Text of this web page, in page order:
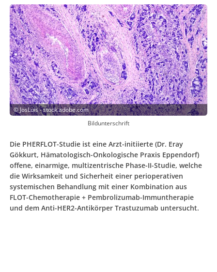
©JosLuis - stock.adobe.com
Bildunterschrift
Die PHERFLOT-Studie ist eine Arzt-initiierte (Dr. Eray
Gökkurt, Hämatologisch-Onkologische Praxis Eppendorf)
offene, einarmige, multizentrische Phase-II-Studie, welche
die Wirksamkeit und Sicherheit einer perioperativen
systemischen Behandlung mit einer Kombination aus
FLOT-Chemotherapie + Pembrolizumab-Immuntherapie
und dem Anti-HER2-Antikörper Trastuzumab untersucht.